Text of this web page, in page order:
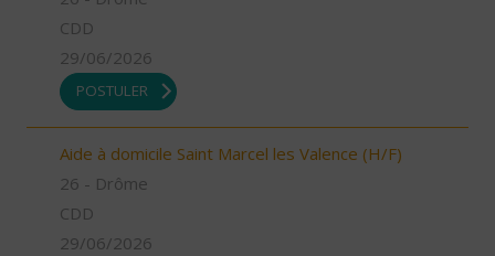
CDD
29/06/2026
POSTULER
Aide à domicile Saint Marcel les Valence (H/F)
26 - Drôme
CDD
29/06/2026